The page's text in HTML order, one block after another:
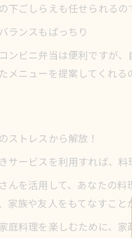
下ごしらえも任せられる
ランスもばっちり
ンビニ弁当は便利ですが
メニューを提案してくれ
ストレスから解放！
サービスを利用すれば、料
んを活用して、あなたの
家族や友人をもてなすこと
庭料理を楽しむために、